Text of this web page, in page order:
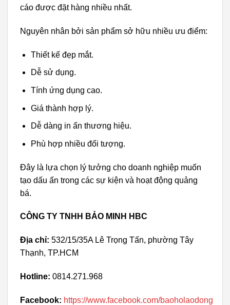
cáo được đặt hàng nhiều nhất.
Nguyên nhân bởi sản phẩm sở hữu nhiều ưu điểm:
Thiết kế đẹp mắt.
Dễ sử dụng.
Tính ứng dụng cao.
Giá thành hợp lý.
Dễ dàng in ấn thương hiệu.
Phù hợp nhiều đối tượng.
Đây là lựa chọn lý tưởng cho doanh nghiệp muốn
tạo dấu ấn trong các sự kiện và hoạt động quảng
bá.
CÔNG TY TNHH BẢO MINH HBC
Địa chỉ: 532/15/35A Lê Trọng Tấn, phường Tây
Thạnh, TP.HCM
Hotline: 0814.271.968
Facebook: https://www.facebook.com/baoholaodong